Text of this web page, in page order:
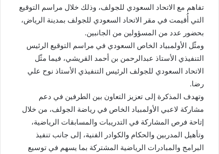
تفاهم مع الاتحاد السعودي للجولف، وذلك خلال مراسم التوقيع
التي أُقيمت في مقر الاتحاد السعودي للجولف بمدينة الرياض،
بحضور عدد من المسؤولين من الجانبين.
ومثّل الأولمبياد الخاص السعودي في مراسم التوقيع الرئيس
التنفيذي الأستاذ عبدالرحمن بن أحمد القريشي، فيما مثّل
الاتحاد السعودي للجولف الرئيس التنفيذي الأستاذ نوح علي
رضا.
وتهدف المذكرة إلى تعزيز التعاون بين الطرفين في دعم
مشاركة لاعبي الأولمبياد الخاص في رياضة الجولف، من خلال
إتاحة فرص المشاركة في التدريبات والمسابقات الرياضية،
وتأهيل المدربين والحكام والكوادر الفنية، إلى جانب تنفيذ
البرامج والمبادرات الرياضية المشتركة بما يسهم في توسيع